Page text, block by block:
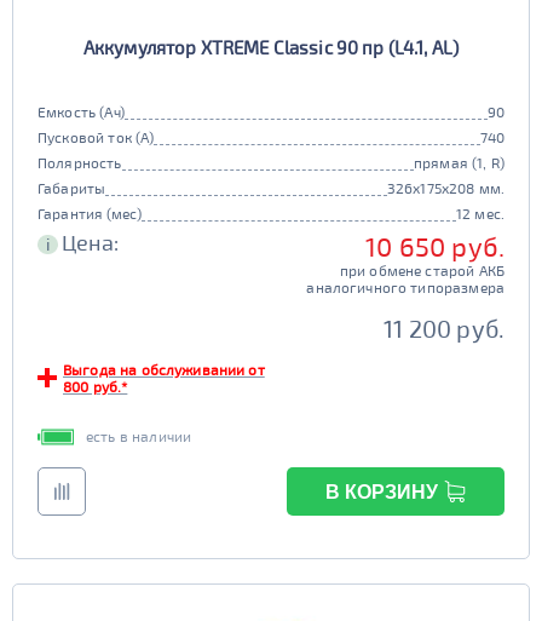
Аккумулятор XTREME Classic 90 пр (L4.1, AL)
Емкость (Ач)
90
Пусковой ток (А)
740
Полярность
прямая (1, R)
Габариты
326x175x208 мм.
Гарантия (мес)
12 мес.
i Цена: 10 650 руб.
при обмене старой АКБ
аналогичного типоразмера
11 200 руб.
Выгода на обслуживании от
800 руб.*
есть в наличии
В КОРЗИНУ